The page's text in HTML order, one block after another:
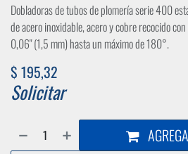
Dobladoras de tubos de plomería serie 400
de acero inoxidable, acero y cobre recocido
0,06" (1,5 mm) hasta un máximo de 180°.
$ 195,32
Solicitar